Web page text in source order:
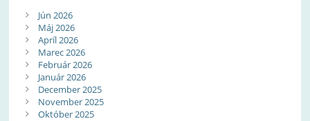
Jún 2026
Máj 2026
Apríl 2026
Marec 2026
Február 2026
Január 2026
December 2025
November 2025
Október 2025